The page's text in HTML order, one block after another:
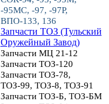
-95МС, -97, -97Р,
ВПО-133, 136
Запчасти ТОЗ (Тульский
Оружейный Завод)
Запчасти МЦ 21-12
Запчасти ТОЗ-120
Запчасти ТОЗ-78,
ТОЗ-99, ТОЗ-8, ТОЗ-91
Запчасти ТОЗ-Б, ТОЗ-БМ